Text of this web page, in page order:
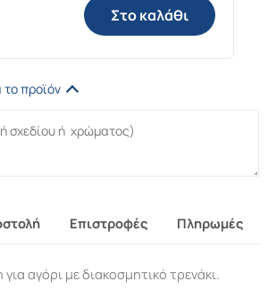
Στο καλάθι
το προϊόν
Επιστροφές Πληρωμές
αγόρι με διακοσμητικό τρενάκι.